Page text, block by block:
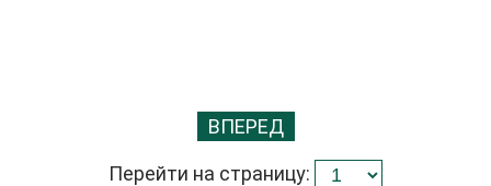
ВПЕРЕД
Перейти на страницу: